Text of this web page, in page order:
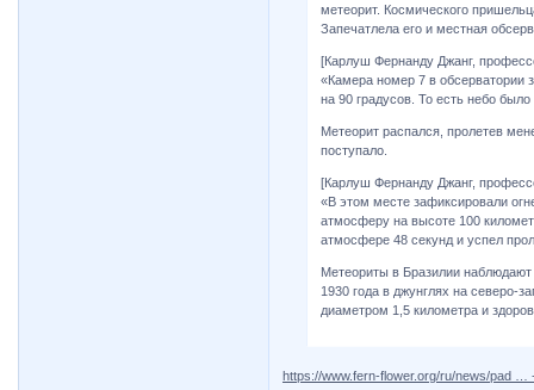
метеорит. Космического
Запечатлела его и местная
[Карлуш Фернанду Джанг,
«Камера номер 7 в обсерватории
на 90 градусов. То есть небо
Метеорит распался, пролетев
поступало.
[Карлуш Фернанду Джанг,
«В этом месте зафиксировали
атмосферу на высоте 100
атмосфере 48 секунд и успел
Метеориты в Бразилии наблюдают
1930 года в джунглях на северо-
диаметром 1,5 километра и
https://www.fern-flower.org/ru/news/pad …